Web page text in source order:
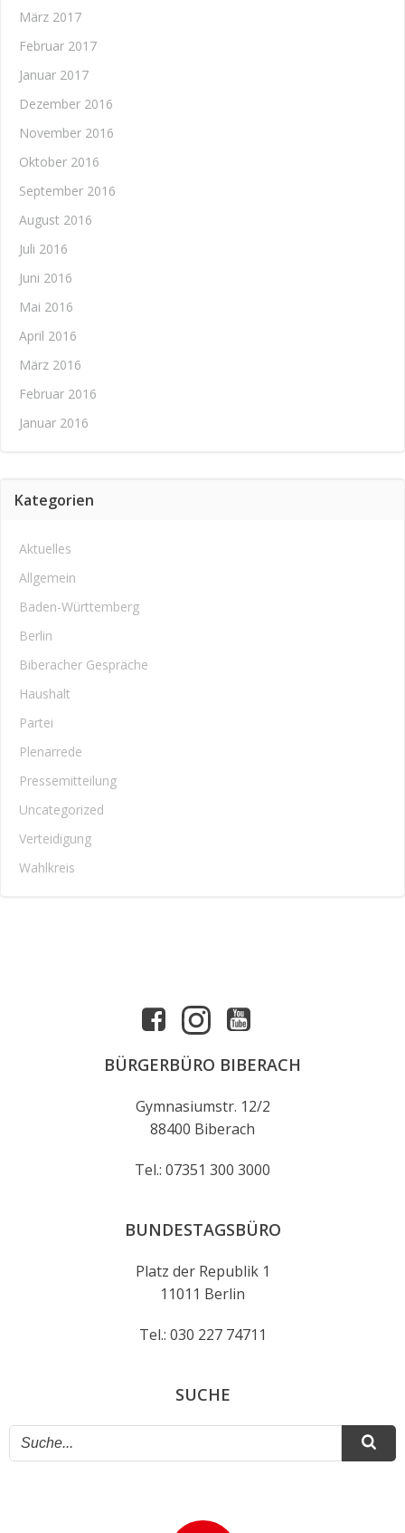
März 2017
Februar 2017
Januar 2017
Dezember 2016
November 2016
Oktober 2016
September 2016
August 2016
Juli 2016
Juni 2016
Mai 2016
April 2016
März 2016
Februar 2016
Januar 2016
Kategorien
Aktuelles
Allgemein
Baden-Württemberg
Berlin
Biberacher Gespräche
Haushalt
Partei
Plenarrede
Pressemitteilung
Uncategorized
Verteidigung
Wahlkreis
BÜRGERBÜRO BIBERACH
Gymnasiumstr. 12/2
88400 Biberach
Tel.: 07351 300 3000
BUNDESTAGSBÜRO
Platz der Republik 1
11011 Berlin
Tel.: 030 227 74711
SUCHE